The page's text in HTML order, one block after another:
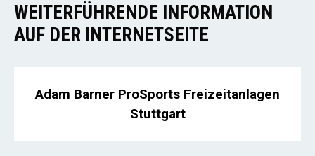
WEITERFÜHRENDE INFORMATION
AUF DER INTERNETSEITE
Adam Barner ProSports Freizeitanlagen
Stuttgart